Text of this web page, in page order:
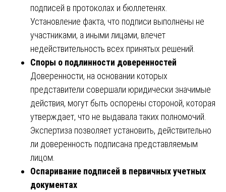
подписей в протоколах и бюллетенях.
Установление факта, что подписи выполнены не
участниками, а иными лицами, влечет
недействительность всех принятых решений.
Споры о подлинности доверенностей
Доверенности, на основании которых
представители совершали юридически значимые
действия, могут быть оспорены стороной, которая
утверждает, что не выдавала таких полномочий.
Экспертиза позволяет установить, действительно
ли доверенность подписана представляемым
лицом.
Оспаривание подписей в первичных учетных
документах